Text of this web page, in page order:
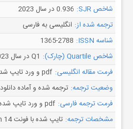
شاخص SJR:
0.936 در سال 2023
ترجمه شده از: انگلیسی به فارسی
شناسه ISSN:
1365-2788
شاخص Quartile (چارک):
Q1 در سال 2023
فرمت مقاله انگلیسی: pdf و ورد تایپ شده با قابلیت ویرایش
وضعیت ترجمه: ترجمه شده و آماده دانلود
فرمت ترجمه فارسی: pdf و ورد تایپ شده با قابلیت ویرایش
مشخصات ترجمه: تایپ شده با فونت B Nazanin 14